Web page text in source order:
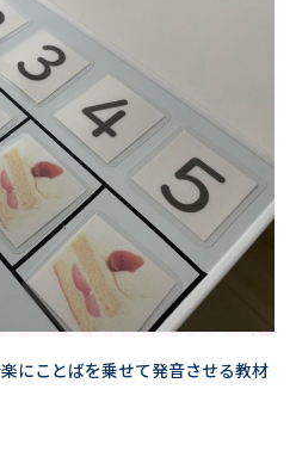
にことばを乗せて発音させる教材